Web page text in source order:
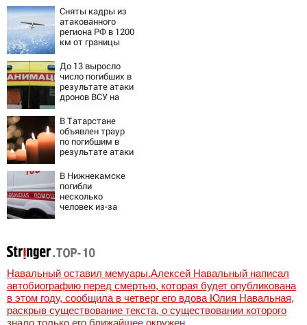
Сняты кадры из
атакованного
региона РФ в 1200
км от границы
До 13 выросло
число погибших в
результате атаки
дронов ВСУ на
Новости на
Вести.ru
В Татарстане
объявлен траур
по погибшим в
результате атаки
Нижнекамск
В Нижнекамске
погибли
несколько
человек из-за
Навальный оставил мемуары.Алексей Навальный написал
автобиографию перед смертью, которая будет опубликована
в этом году, сообщила в четверг его вдова Юлия Навальная,
раскрыв существование текста, о существовании которого